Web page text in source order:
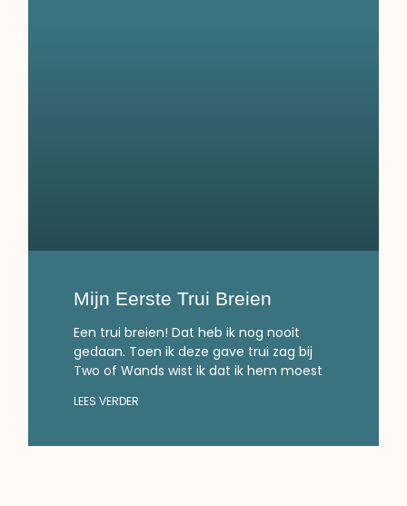
Mijn Eerste Trui Breien
Een trui breien! Dat heb ik nog nooit
gedaan. Toen ik deze gave trui zag bij
Two of Wands wist ik dat ik hem moest
LEES VERDER